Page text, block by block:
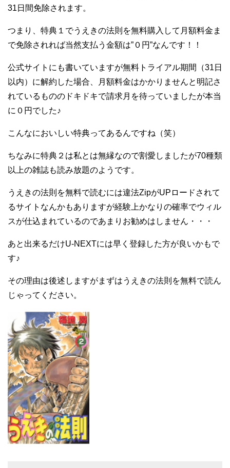
31日間免除されます。
つまり、特典１でうえきの法則を無料購入して月額料金ま
で免除されれば当然支払う金額は”０円”なんです！！
公式サイトにも書いていますが無料トライアル期間（31日
以内）に解約した場合、月額料金はかかりませんと明記さ
れているもののドキドキで請求月を待っていましたが本当
に０円でした♪
こんなにおいしい特典ってあるんですね（笑）
ちなみに特典２は私とは無縁なので割愛しましたが70種類
以上の雑誌も読み放題のようです。
うえきの法則を無料で読むには違法ZipがUPロードされて
るサイトなんかもありますが経験上かなりの確率でウィル
スが仕込まれているのであまりお勧めはしません・・・
あと出来るだけU-NEXTには早く登録した方が良いかもで
す♪
その理由は後述しますがまずはうえきの法則を無料で読ん
じゃってください。